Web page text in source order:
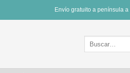
Envío gratuito a península